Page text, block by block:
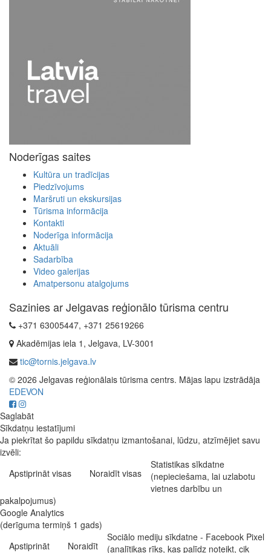
Noderīgas saites
Kultūra un tradīcijas
Piedzīvojums
Maršruti un ekskursijas
Tūrisma informācija
Kontakti
Noderīga informācija
Aktuāli
Sadarbība
Video galerijas
Amatpersonu atalgojums
Sazinies ar Jelgavas reģionālo tūrisma centru
+371 63005447, +371 25619266
Akadēmijas iela 1, Jelgava, LV-3001
tic@tornis.jelgava.lv
© 2026 Jelgavas reģionālais tūrisma centrs. Mājas lapu izstrādāja
EDEVON
Saglabāt
Sīkdatņu iestatījumi
Ja piekrītat šo papildu sīkdatņu izmantošanai, lūdzu, atzīmējiet savu
izvēli:
Apstiprināt visas
Noraidīt visas
Statistikas sīkdatne
(nepieciešama, lai uzlabotu
vietnes darbību un
pakalpojumus)
Google Analytics
(derīguma termiņš 1 gads)
Apstiprināt
Noraidīt
Sociālo mediju sīkdatne - Facebook Pixel
(analītikas rīks, kas palīdz noteikt, cik